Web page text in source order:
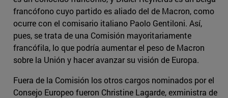
francófono cuyo partido es aliado del de Macron, como
ocurre con el comisario italiano Paolo Gentiloni. Así,
pues, se trata de una Comisión mayoritariamente
francófila, lo que podría aumentar el peso de Macron
sobre la Unión y hacer avanzar su visión de Europa.
Fuera de la Comisión los otros cargos nominados por el
Consejo Europeo fueron Christine Lagarde, exministra de